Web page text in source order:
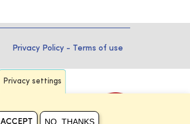
Privacy Policy - Terms of use
Privacy settings
ACCEPT NO, THANKS